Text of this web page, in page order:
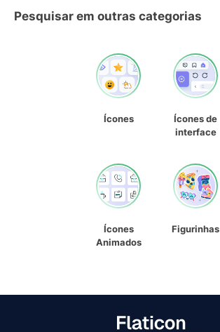
Pesquisar em outras categorias
Ícones
Ícones de
interface
Ícones
Animados
Figurinhas